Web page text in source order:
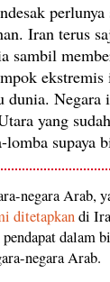
Iran terus
sambil
dunia. Negara
yang
lomba supaya
negara Arab,
ditetapkandi
pendapat dalam
negara Arab.